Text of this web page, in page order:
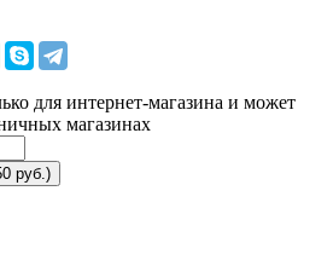
для интернет-магазина и может
магазинах
руб.)